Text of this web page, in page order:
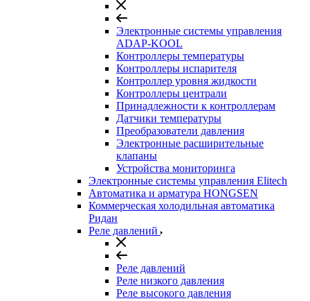
Электронные системы управления
ADAP-KOOL
Контроллеры температуры
Контроллеры испарителя
Контроллер уровня жидкости
Контроллеры централи
Принадлежности к контроллерам
Датчики температуры
Преобразователи давления
Электронные расширительные
клапаны
Устройства мониторинга
Электронные системы управления Elitech
Автоматика и арматура HONGSEN
Коммерческая холодильная автоматика
Ридан
Реле давлений
Реле давлений
Реле низкого давления
Реле высокого давления